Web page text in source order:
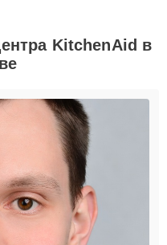
KitchenAid в